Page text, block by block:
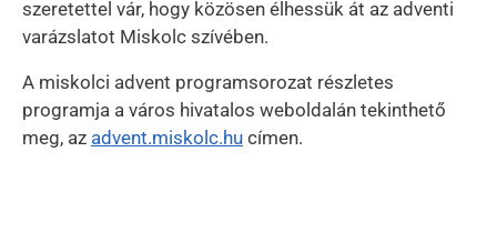
szeretettel vár, hogy közösen élhessük át az adventi
varázslatot Miskolc szívében.
A miskolci advent programsorozat részletes
programja a város hivatalos weboldalán tekinthető
meg, az advent.miskolc.hu címen.